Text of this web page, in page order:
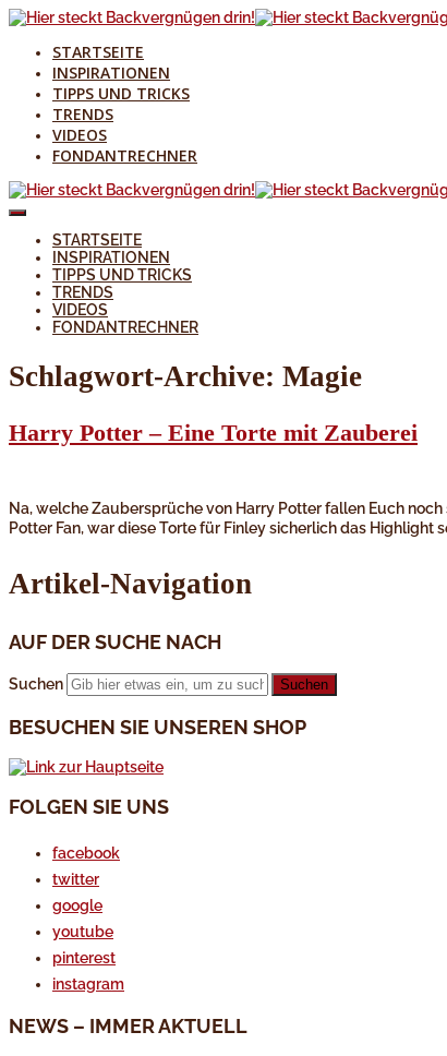
STARTSEITE
INSPIRATIONEN
TIPPS UND TRICKS
TRENDS
VIDEOS
FONDANTRECHNER
STARTSEITE
INSPIRATIONEN
TIPPS UND TRICKS
TRENDS
VIDEOS
FONDANTRECHNER
Schlagwort-Archive: Magie
Harry Potter – Eine Torte mit Zauberei
Na, welche Zaubersprüche von Harry Potter fallen Euch
Potter Fan, war diese Torte für Finley sicherlich das Highlight
Artikel-Navigation
AUF DER SUCHE NACH
Suchen
BESUCHEN SIE UNSEREN SHOP
FOLGEN SIE UNS
facebook
twitter
google
youtube
pinterest
instagram
NEWS – IMMER AKTUELL